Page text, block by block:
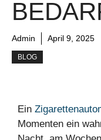
Admin April 9, 2025
BLOG
Ein
Momenten ein